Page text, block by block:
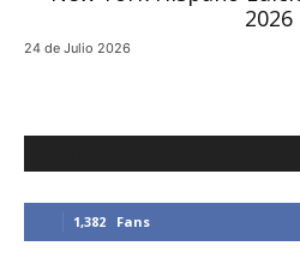
24 de Julio 2026
1,382 Fans